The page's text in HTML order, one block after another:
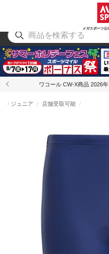
メガスポーツ
アウトドア
ワコール CW-X商品 2026
ジュニア 店舗受取可能